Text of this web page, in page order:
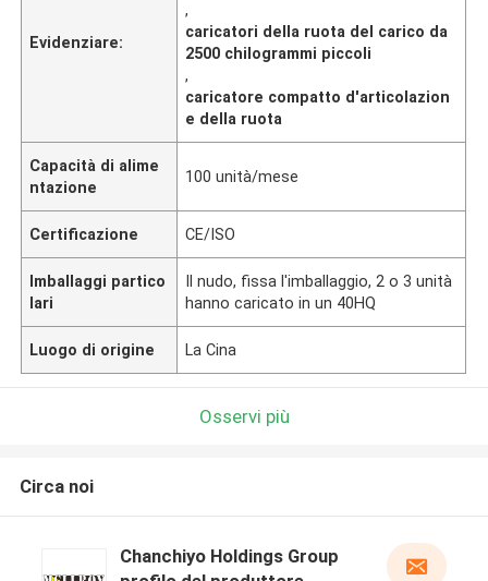
Evidenziare:
,
caricatori della ruota del carico da
2500 chilogrammi piccoli
,
caricatore compatto d'articolazion
e della ruota
Capacità di alime
ntazione
100 unità/mese
Certificazione CE/ISO
Imballaggi partico
lari
Il nudo, fissa l'imballaggio, 2 o 3 unità
hanno caricato in un 40HQ
Luogo di origine La Cina
Osservi più
Circa noi
Chanchiyo Holdings Group